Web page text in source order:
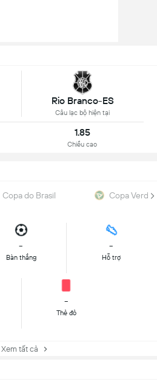
Rio Branco-ES
Câu lạc bộ hiện tại
1.85
Chiều cao
Copa do Brasil Copa Verde
-
Bàn thắng
-
Hỗ trợ
-
Thẻ đỏ
tất cả